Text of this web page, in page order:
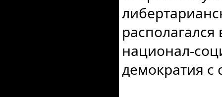
национал-
демократия